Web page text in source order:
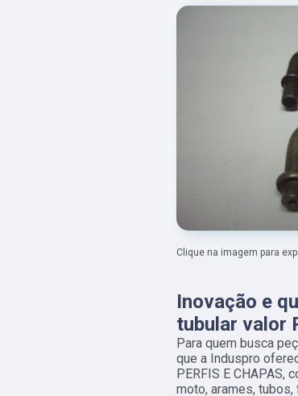
Clique na imagem para
Inovação e
tubular valor
Para quem busca
que a Induspro
PERFIS E CHAPAS,
moto, arames,